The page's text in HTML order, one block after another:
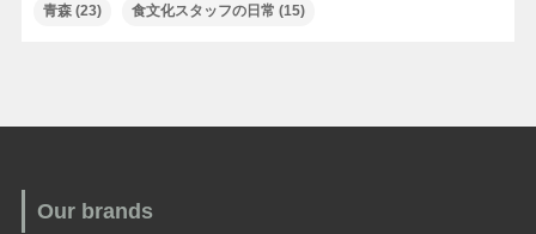
青森(23) 食文化スタッフの日常 (15)
Our brands